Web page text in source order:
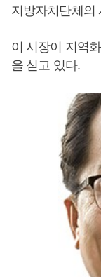
지방자치단체의
이 시장이 지역
을 싣고 있다.